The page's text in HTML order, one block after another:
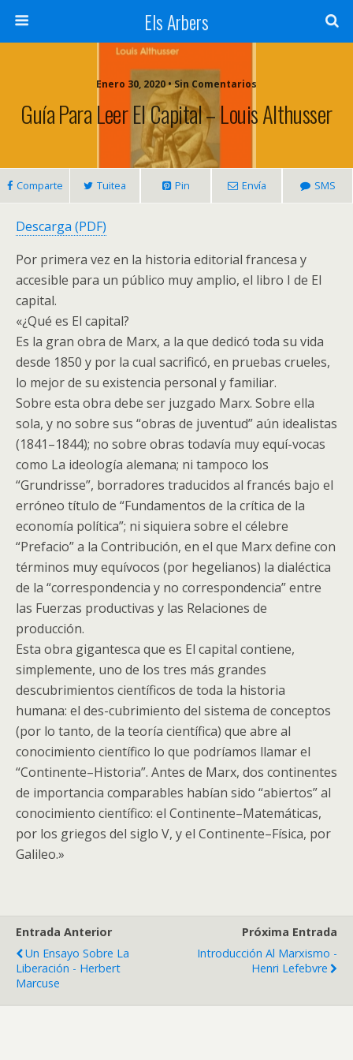
Els Arbers
Enero 30, 2020 • Sin Comentarios
Guía Para Leer El Capital – Louis Althusser
Comparte Tuitea Pin Envía SMS
Descarga (PDF)
Por primera vez en la historia editorial francesa y
accesible para un público muy amplio, el libro I de El
capital.
«¿Qué es El capital?
Es la gran obra de Marx, a la que dedicó toda su vida
desde 1850 y por la cual sacrificó, en pruebas crueles,
lo mejor de su existencia personal y familiar.
Sobre esta obra debe ser juzgado Marx. Sobre ella
sola, y no sobre sus “obras de juventud” aún idealistas
(1841–1844); no sobre obras todavía muy equí-vocas
como La ideología alemana; ni tampoco los
“Grundrisse”, borradores traducidos al francés bajo el
erróneo título de “Fundamentos de la crítica de la
economía política”; ni siquiera sobre el célebre
“Prefacio” a la Contribución, en el que Marx define con
términos muy equívocos (por hegelianos) la dialéctica
de la “correspondencia y no correspondencia” entre
las Fuerzas productivas y las Relaciones de
producción.
Esta obra gigantesca que es El capital contiene,
simplemente, uno de los tres más grandes
descubrimientos científicos de toda la historia
humana: el des-cubrimiento del sistema de conceptos
(por lo tanto, de la teoría científica) que abre al
conocimiento científico lo que podríamos llamar el
“Continente–Historia”. Antes de Marx, dos continentes
de importancia comparables habían sido “abiertos” al
conocimiento científico: el Continente–Matemáticas,
por los griegos del siglo V, y el Continente–Física, por
Galileo.»
Entrada Anterior
Un Ensayo Sobre La
Liberación - Herbert
Marcuse
Próxima Entrada
Introducción Al Marxismo -
Henri Lefebvre